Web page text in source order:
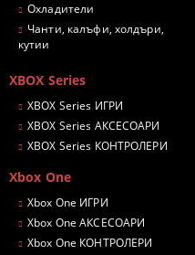
Охладители
Чанти, калъфи, холдъри,
кутии
XBOX Series
XBOX Series ИГРИ
XBOX Series АКСЕСОАРИ
XBOX Series КОНТРОЛЕРИ
Xbox One
Xbox One ИГРИ
Xbox One АКСЕСОАРИ
Xbox One КОНТРОЛЕРИ